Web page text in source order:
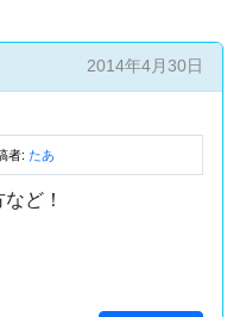
2014年4月30日
者: たあ
ど！